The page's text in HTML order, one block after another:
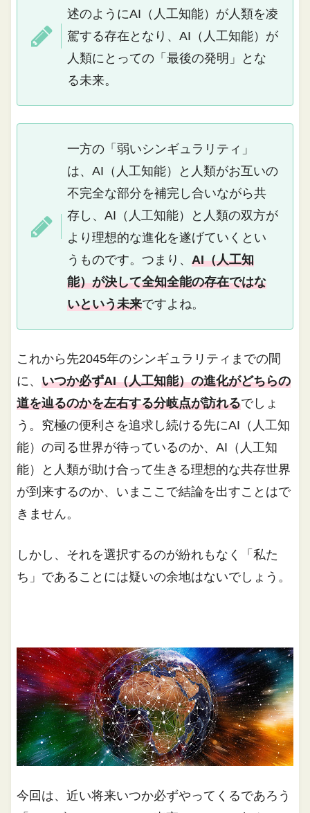
述のようにAI（人工知能）が人類を凌
駕する存在となり、AI（人工知能）が
人類にとっての「最後の発明」とな
る未来。
一方の「弱いシンギュラリティ」
は、AI（人工知能）と人類がお互いの
不完全な部分を補完し合いながら共
存し、AI（人工知能）と人類の双方が
より理想的な進化を遂げていくとい
うものです。つまり、AI（人工知
能）が決して全知全能の存在ではな
いという未来ですよね。
これから先2045年のシンギュラリティまでの間
に、いつか必ずAI（人工知能）の進化がどちらの
道を辿るのかを左右する分岐点が訪れるでしょ
う。究極の便利さを追求し続ける先にAI（人工知
能）の司る世界が待っているのか、AI（人工知
能）と人類が助け合って生きる理想的な共存世界
が到来するのか、いまここで結論を出すことはで
きません。
しかし、それを選択するのが紛れもなく「私た
ち」であることには疑いの余地はないでしょう。
今回は、近い将来いつか必ずやってくるであろう